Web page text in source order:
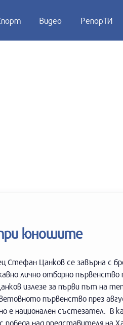
Видео РепорТИ
юношите
Стефан Цанков се завърна с
лично отборно първенство
излезе за първи път на
първенство през
е национален състезател. В
над представителя на